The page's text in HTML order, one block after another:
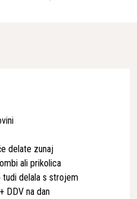
delate zunaj
ali prikolica
tudi delala s strojem
DDV na dan